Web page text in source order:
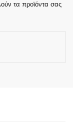
τα προϊόντα σας